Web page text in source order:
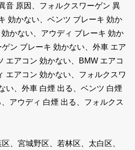
音 原因、フォルクスワーゲン 異
効かない、ベンツ ブレーキ 効か
かない、アウディ ブレーキ 効か
ン ブレーキ 効かない、外車 エア
エアコン 効かない、BMW エアコ
エアコン 効かない、フォルクスワ
い、外車 白煙 出る、ベンツ 白煙
アウディ 白煙 出る、フォルクス
、宮城野区、若林区、太白区、